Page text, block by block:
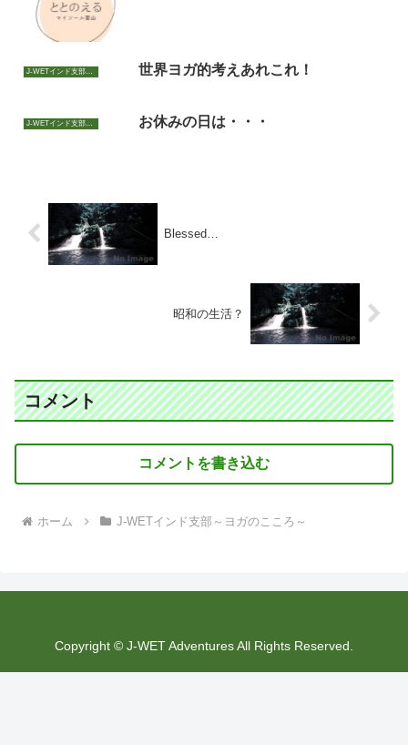
J-WETインド支部～ヨガのこころ～ 世界ヨガ的考えあれこれ！
J-WETインド支部～ヨガのこころ～ お休みの日は・・・
Blessed…
昭和の生活？
コメント
コメントを書き込む
ホーム J-WETインド支部～ヨガのこころ～
Copyright © J-WET Adventures All Rights Reserved.